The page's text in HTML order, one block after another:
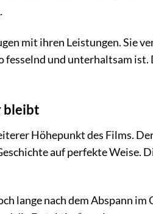
mit ihren Leistungen. Sie
und unterhaltsam
bleibt
Höhepunkt des Films.
auf perfekte Weise.
lange nach dem Abspann